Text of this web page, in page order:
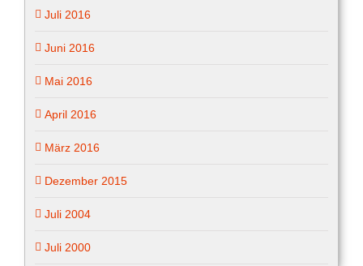
Juli 2016
Juni 2016
Mai 2016
April 2016
März 2016
Dezember 2015
Juli 2004
Juli 2000